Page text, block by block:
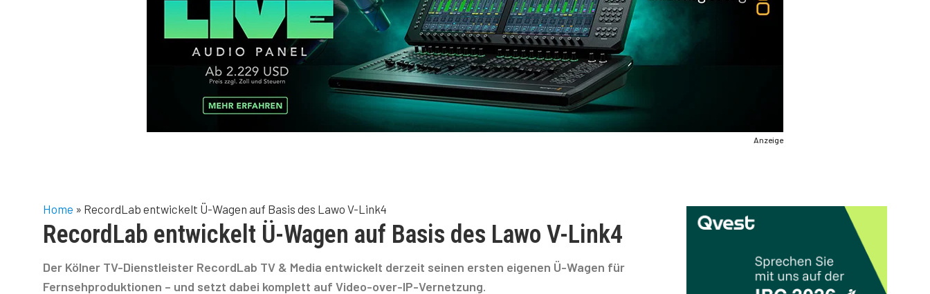
Anzeige
Home » RecordLab entwickelt Ü-Wagen auf Basis des Lawo V-Link4
RecordLab entwickelt Ü-Wagen auf Basis des Lawo V-Link4
Der Kölner TV-Dienstleister RecordLab TV & Media entwickelt derzeit seinen ersten eigenen Ü-Wagen für
Fernsehproduktionen – und setzt dabei komplett auf Video-over-IP-Vernetzung.